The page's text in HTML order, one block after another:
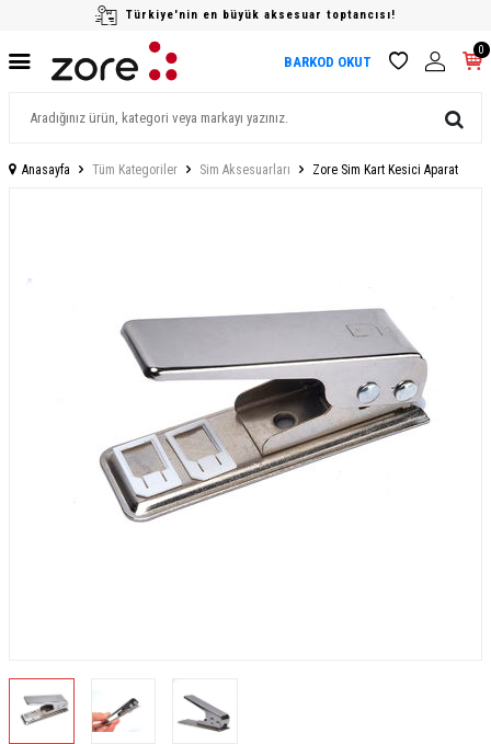
Türkiye'nin en büyük aksesuar toptancısı!
BARKOD OKUT
0
Anasayfa Tüm Kategoriler Sim Aksesuarları Zore Sim Kart Kesici Aparat